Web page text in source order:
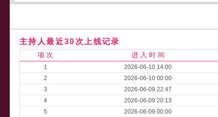
主持人最近30次上线记录
项 次 进 入 时 间
1
2026-06-10 14:00
2
2026-06-10 00:00
3
2026-06-09 22:47
4
2026-06-09 20:13
5
2026-06-09 00:00